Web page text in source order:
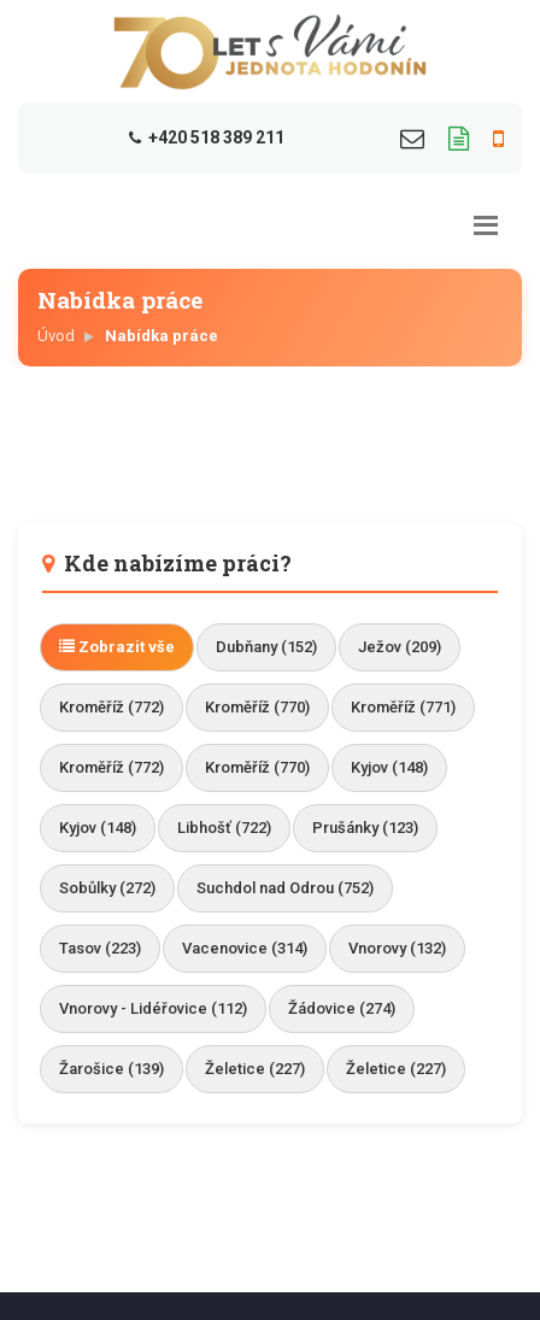
+420 518 389 211
Nabídka práce
Úvod Nabídka práce
Kde nabízíme práci?
Zobrazit vše Dubňany (152) Ježov (209)
Kroměříž (772) Kroměříž (770) Kroměříž (771)
Kroměříž (772) Kroměříž (770) Kyjov (148)
Kyjov (148) Libhošť (722) Prušánky (123)
Sobůlky (272) Suchdol nad Odrou (752)
Tasov (223) Vacenovice (314) Vnorovy (132)
Vnorovy - Lidéřovice (112) Žádovice (274)
Žarošice (139) Želetice (227) Želetice (227)